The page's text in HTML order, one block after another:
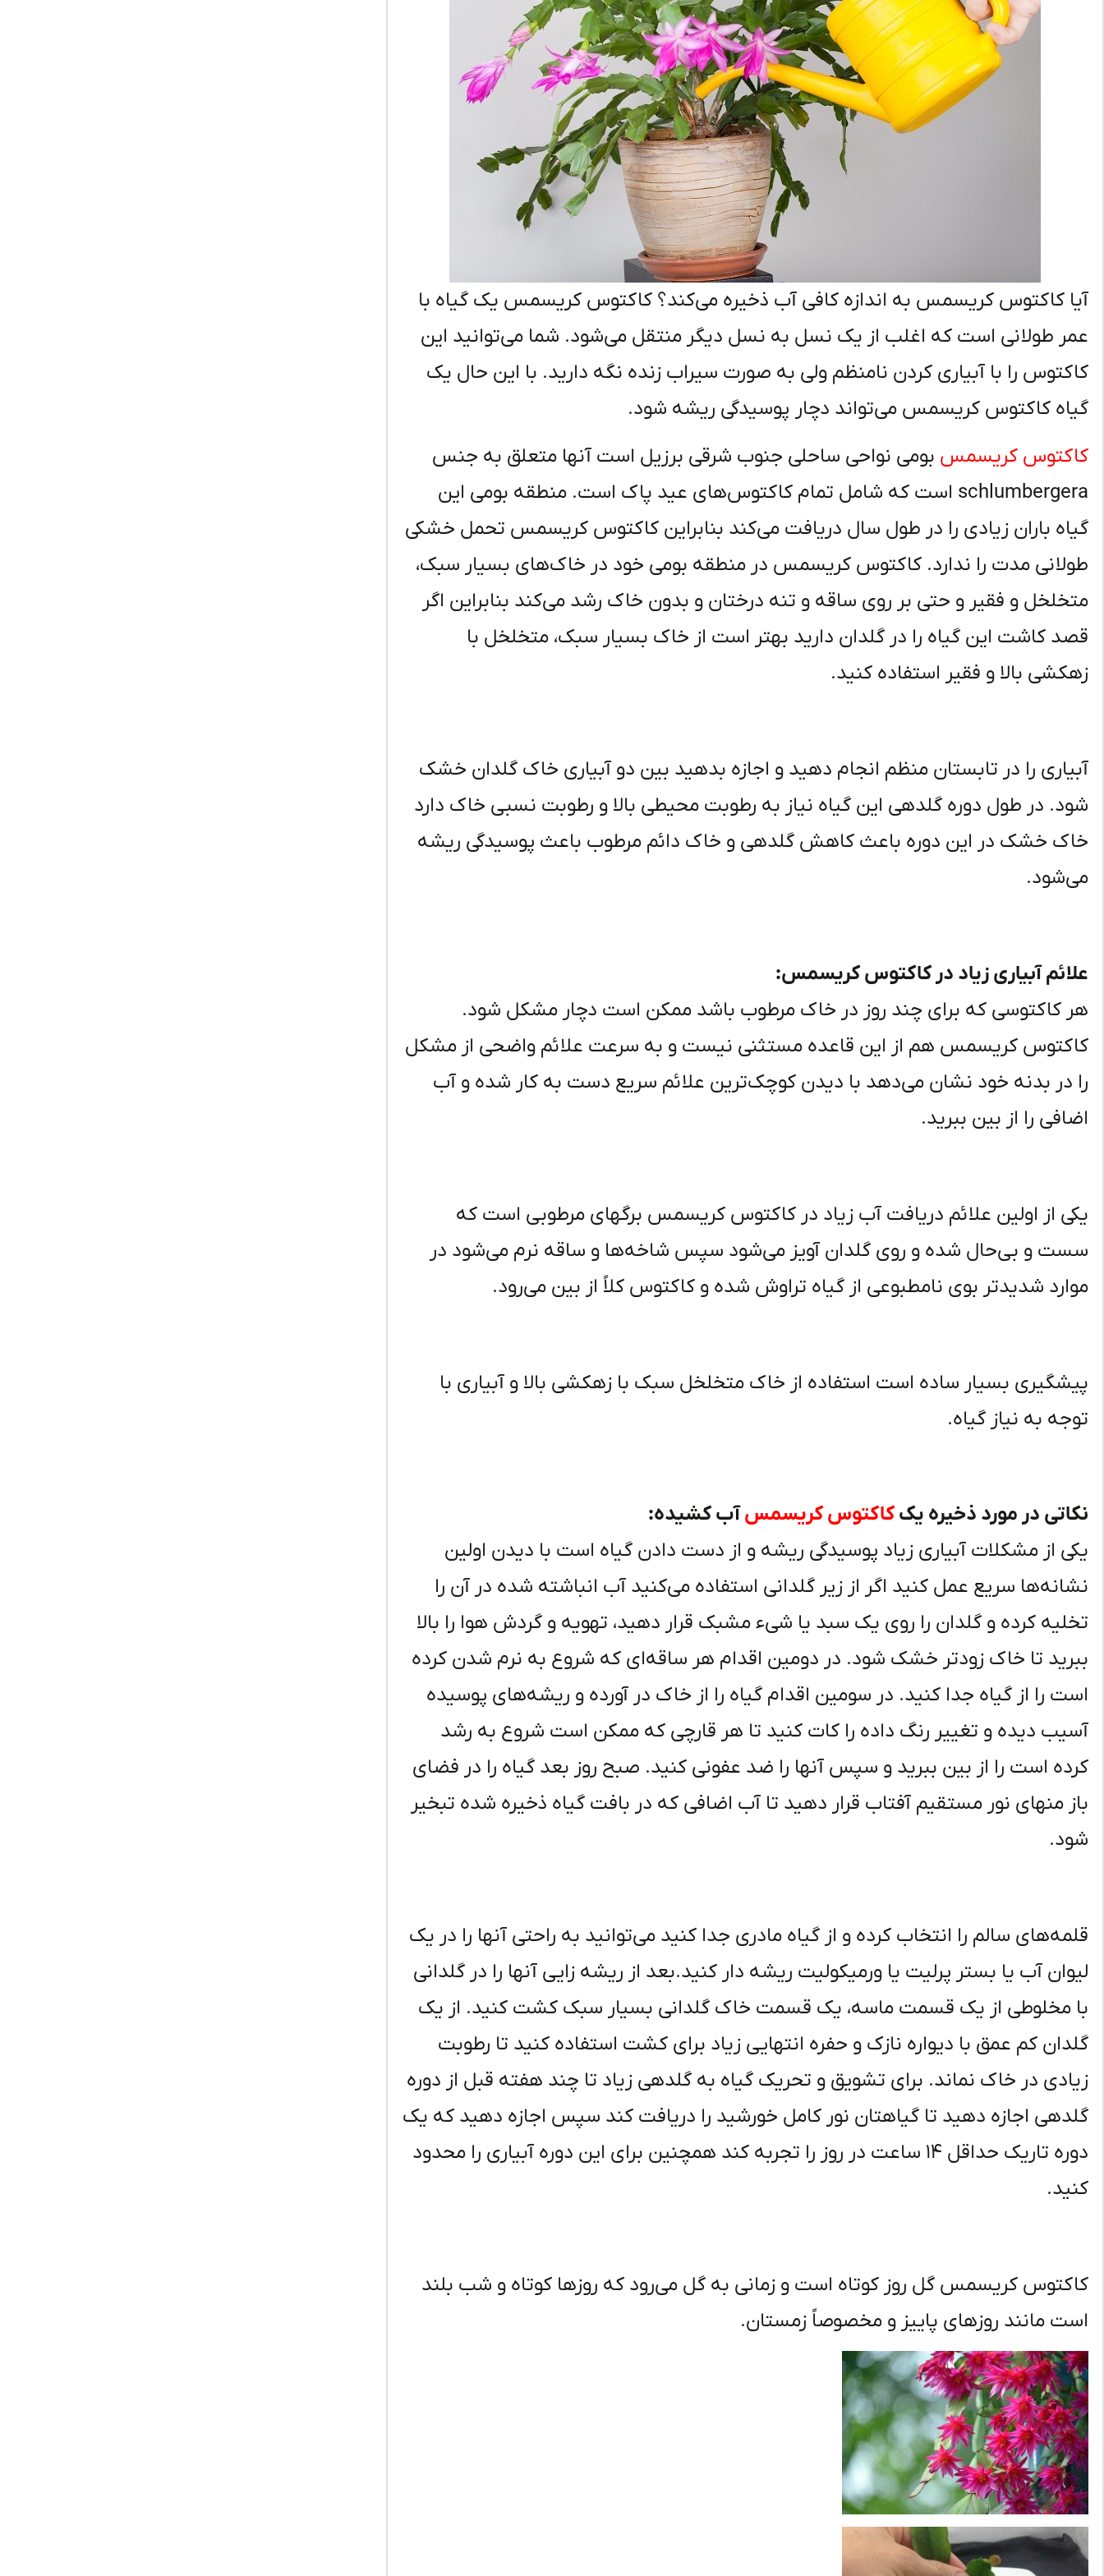
آیا کاکتوس کریسمس به اندازه کافی آب ذخیره می‌کند؟ کاکتوس کریسمس یک گیاه با
عمر طولانی است که اغلب از یک نسل به نسل دیگر منتقل می‌شود. شما می‌توانید این
کاکتوس را با آبیاری کردن نامنظم ولی به صورت سیراب زنده نگه دارید. با این حال یک
گیاه کاکتوس کریسمس می‌تواند دچار پوسیدگی ریشه شود.
کاکتوس کریسمس بومی نواحی ساحلی جنوب شرقی برزیل است آنها متعلق به جنس
schlumbergera است که شامل تمام کاکتوس‌های عید پاک است. منطقه بومی این
گیاه باران زیادی را در طول سال دریافت می‌کند بنابراین کاکتوس کریسمس تحمل خشکی
طولانی مدت را ندارد. کاکتوس کریسمس در منطقه بومی خود در خاک‌های بسیار سبک،
متخلخل و فقیر و حتی بر روی ساقه و تنه درختان و بدون خاک رشد می‌کند بنابراین اگر
قصد کاشت این گیاه را در گلدان دارید بهتر است از خاک بسیار سبک، متخلخل با
زهکشی بالا و فقیر استفاده کنید.
آبیاری را در تابستان منظم انجام دهید و اجازه بدهید بین دو آبیاری خاک گلدان خشک
شود. در طول دوره گلدهی این گیاه نیاز به رطوبت محیطی بالا و رطوبت نسبی خاک دارد
خاک خشک در این دوره باعث کاهش گلدهی و خاک دائم مرطوب باعث پوسیدگی ریشه
می‌شود.
علائم آبیاری زیاد در کاکتوس کریسمس:
هر کاکتوسی که برای چند روز در خاک مرطوب باشد ممکن است دچار مشکل شود.
کاکتوس کریسمس هم از این قاعده مستثنی نیست و به سرعت علائم واضحی از مشکل
را در بدنه خود نشان می‌دهد با دیدن کوچک‌ترین علائم سریع دست به کار شده و آب
اضافی را از بین ببرید.
یکی از اولین علائم دریافت آب زیاد در کاکتوس کریسمس برگهای مرطوبی است که
سست و بی‌حال شده و روی گلدان آویز می‌شود سپس شاخه‌ها و ساقه نرم می‌شود در
موارد شدیدتر بوی نامطبوعی از گیاه تراوش شده و کاکتوس کلاً از بین می‌رود.
پیشگیری بسیار ساده است استفاده از خاک متخلخل سبک با زهکشی بالا و آبیاری با
توجه به نیاز گیاه.
نکاتی در مورد ذخیره یککاکتوس کریسمسآب کشیده:
یکی از مشکلات آبیاری زیاد پوسیدگی ریشه و از دست دادن گیاه است با دیدن اولین
نشانه‌ها سریع عمل کنید اگر از زیر گلدانی استفاده می‌کنید آب انباشته شده در آن را
تخلیه کرده و گلدان را روی یک سبد یا شی‌ء مشبک قرار دهید، تهویه و گردش هوا را بالا
ببرید تا خاک زودتر خشک شود. در دومین اقدام هر ساقه‌ای که شروع به نرم شدن کرده
است را از گیاه جدا کنید. در سومین اقدام گیاه را از خاک در آورده و ریشه‌های پوسیده
آسیب دیده و تغییر رنگ داده را کات کنید تا هر قارچی که ممکن است شروع به رشد
کرده است را از بین ببرید و سپس آنها را ضد عفونی کنید. صبح روز بعد گیاه را در فضای
باز منهای نور مستقیم آفتاب قرار دهید تا آب اضافی که در بافت گیاه ذخیره شده تبخیر
شود.
قلمه‌های سالم را انتخاب کرده و از گیاه مادری جدا کنید می‌توانید به راحتی آنها را در یک
لیوان آب یا بستر پرلیت یا ورمیکولیت ریشه دار کنید.بعد از ریشه زایی آنها را در گلدانی
با مخلوطی از یک قسمت ماسه، یک قسمت خاک گلدانی بسیار سبک کشت کنید. از یک
گلدان کم عمق با دیواره نازک و حفره انتهایی زیاد برای کشت استفاده کنید تا رطوبت
زیادی در خاک نماند. برای تشویق و تحریک گیاه به گلدهی زیاد تا چند هفته قبل از دوره
گلدهی اجازه دهید تا گیاهتان نور کامل خورشید را دریافت کند سپس اجازه دهید که یک
دوره تاریک حداقل ۱۴ ساعت در روز را تجربه کند همچنین برای این دوره آبیاری را محدود
کنید.
کاکتوس کریسمس گل روز کوتاه است و زمانی به گل می‌رود که روزها کوتاه و شب بلند
است مانند روزهای پاییز و مخصوصاً زمستان.